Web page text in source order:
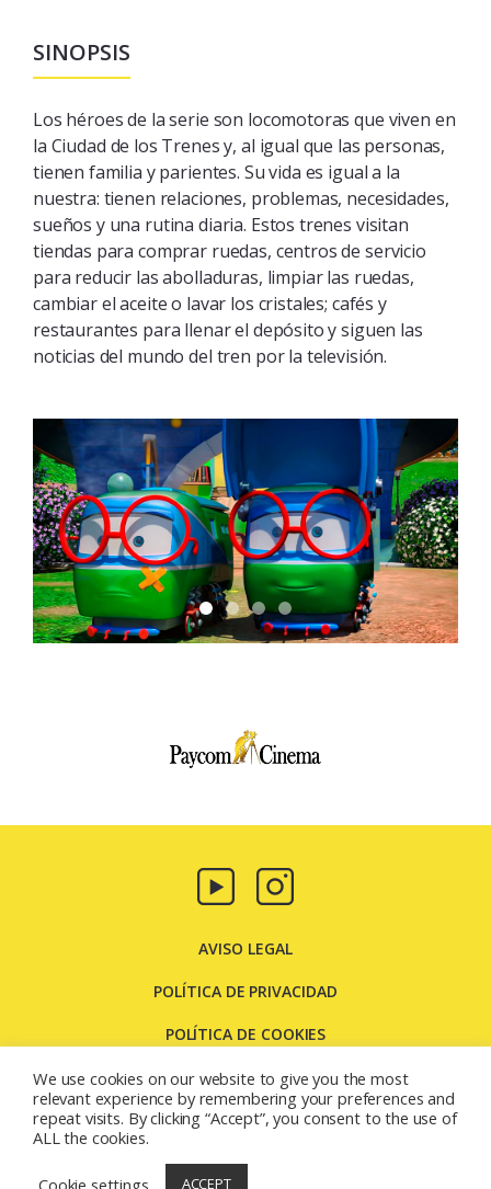
SINOPSIS
Los héroes de la serie son locomotoras que viven en
la Ciudad de los Trenes y, al igual que las personas,
tienen familia y parientes. Su vida es igual a la
nuestra: tienen relaciones, problemas, necesidades,
sueños y una rutina diaria. Estos trenes visitan
tiendas para comprar ruedas, centros de servicio
para reducir las abolladuras, limpiar las ruedas,
cambiar el aceite o lavar los cristales; cafés y
restaurantes para llenar el depósito y siguen las
noticias del mundo del tren por la televisión.
AVISO LEGAL
POLÍTICA DE PRIVACIDAD
POLÍTICA DE COOKIES
CONTACTO
Carretera Molins de Rei, 131 08205 - Sabadell - Barcelona
© 2026Paycom Multimedia
We use cookies on our website to give you the most
relevant experience by remembering your preferences and
repeat visits. By clicking “Accept”, you consent to the use of
ALL the cookies.
Cookie settings ACCEPT